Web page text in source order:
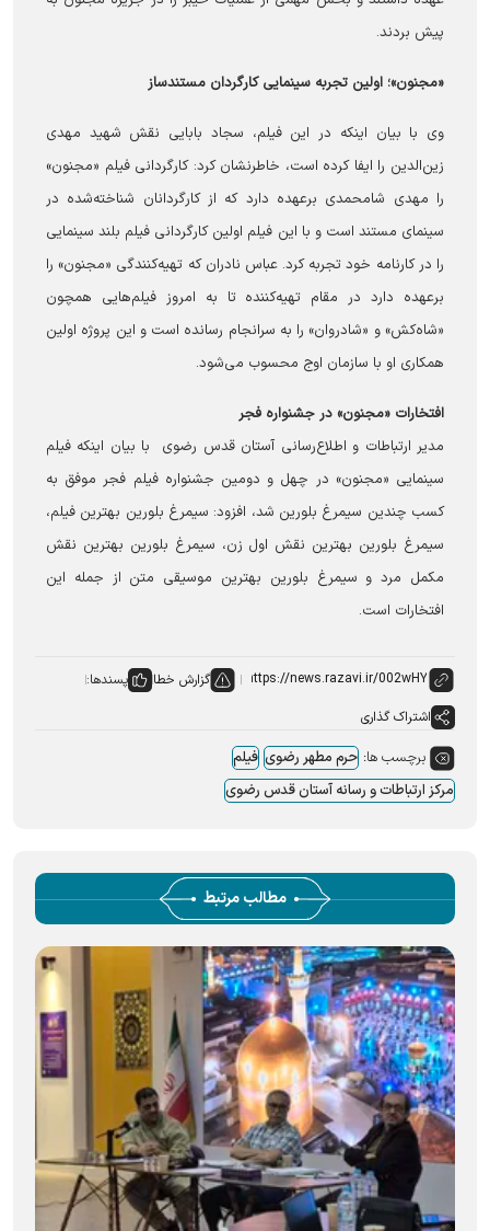
پیش بردند.
«مجنون»؛ اولین تجربه سینمایی کارگردان مستندساز
وی با بیان اینکه در این فیلم، سجاد بابایی نقش شهید مهدی
زین‌الدین را ایفا کرده است، خاطرنشان کرد: کارگردانی فیلم «مجنون»
را مهدی شامحمدی برعهده دارد که از کارگردانان شناخته‌شده در
سینمای مستند است و با این فیلم اولین کارگردانی فیلم بلند سینمایی
را در کارنامه خود تجربه کرد. عباس نادران که تهیه‌کنندگی «مجنون» را
برعهده دارد در مقام تهیه‌کننده تا به امروز فیلم‌هایی همچون
«شاه‌کش» و «شادروان» را به سرانجام رسانده است و این پروژه اولین
همکاری او با سازمان اوج محسوب می‌شود.
افتخارات «مجنون» در جشنواره فجر
مدیر ارتباطات و اطلاع‌رسانی آستان قدس رضوی با بیان اینکه فیلم
سینمایی «مجنون» در چهل و دومین جشنواره فیلم فجر موفق به
کسب چندین سیمرغ بلورین شد، افزود: سیمرغ بلورین بهترین فیلم،
سیمرغ بلورین بهترین نقش اول زن، سیمرغ بلورین بهترین نقش
مکمل مرد و سیمرغ بلورین بهترین موسیقی متن از جمله این
افتخارات است.
گزارش خطا
پسندها:
اشتراک گذاری
برچسب ها: حرم مطهر رضوی فیلم
مرکز ارتباطات و رسانه آستان قدس رضوی
مطالب مرتبط